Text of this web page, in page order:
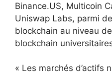
Binance.US, Multicoin
Uniswap Labs, parmi
blockchain au niveau
blockchain
« Les marchés d’actifs